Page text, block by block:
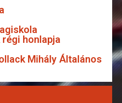
honlapja
Mihály Általános